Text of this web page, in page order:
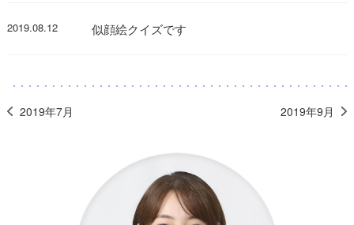
2019.08.12 似顔絵クイズです
2019年7月 2019年9月